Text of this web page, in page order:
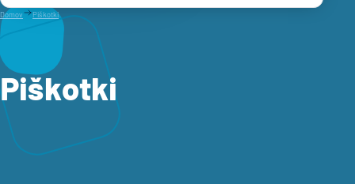
Domov Piškotki
Piškotki